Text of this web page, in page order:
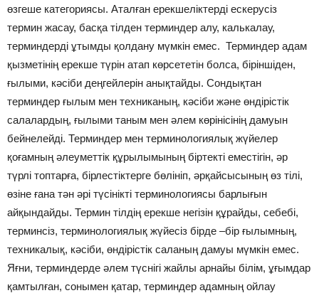
өзгеше категориясы. Аталған ерекшеліктерді ескерусіз
термин жасау, басқа тілден терминдер алу, калькалау,
терминдерді ұтымды қолдану мүмкін емес. Терминдер адам
қызметінің ерекше түрін атап көрсететін болса, біріншіден,
ғылыми, кәсіби деңгейлерін анықтайды. Сондықтан
терминдер ғылым мен техниканың, кәсіби және өндірістік
салалардың, ғылыми таным мен әлем көрінісінің дамуын
бейнелейді. Терминдер мен терминологиялық жүйелер
қоғамның әлеуметтік құрылымының біртекті еместігін, әр
түрлі топтарға, бірлестіктерге бөлініп, әрқайсысының өз тілі,
өзіне ғана тән әрі түсінікті терминологиясы барлығын
айқындайды. Термин тілдің ерекше негізін құрайды, себебі,
терминсіз, терминологиялық жүйесіз бірде –бір ғылымның,
техникалық, кәсіби, өндірістік саланың дамуы мүмкін емес.
Яғни, терминдерде әлем түснігі жайлы арнайы білім, ұғымдар
қамтылған, сонымен қатар, терминдер адамның ойлау